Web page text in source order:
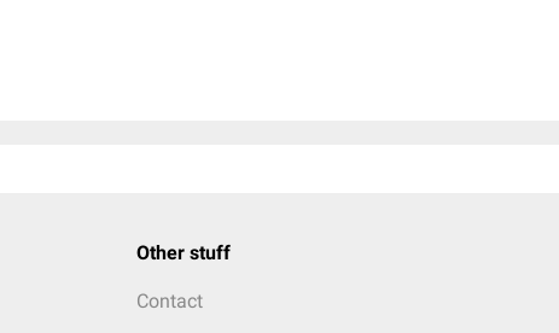
Other stuff
Contact